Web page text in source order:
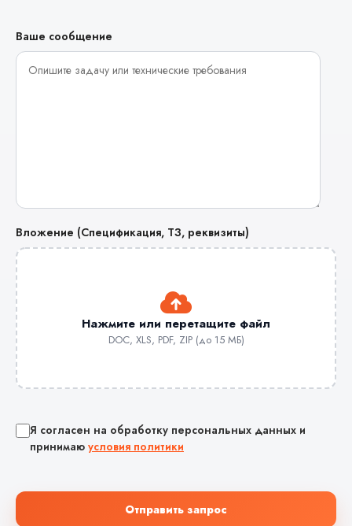
Ваше сообщение
Вложение (Спецификация, ТЗ, реквизиты)
Нажмите или перетащите файл
DOC, XLS, PDF, ZIP (до 15 МБ)
Я согласен на обработку персональных данных и
принимаю условия политики
Отправить запрос